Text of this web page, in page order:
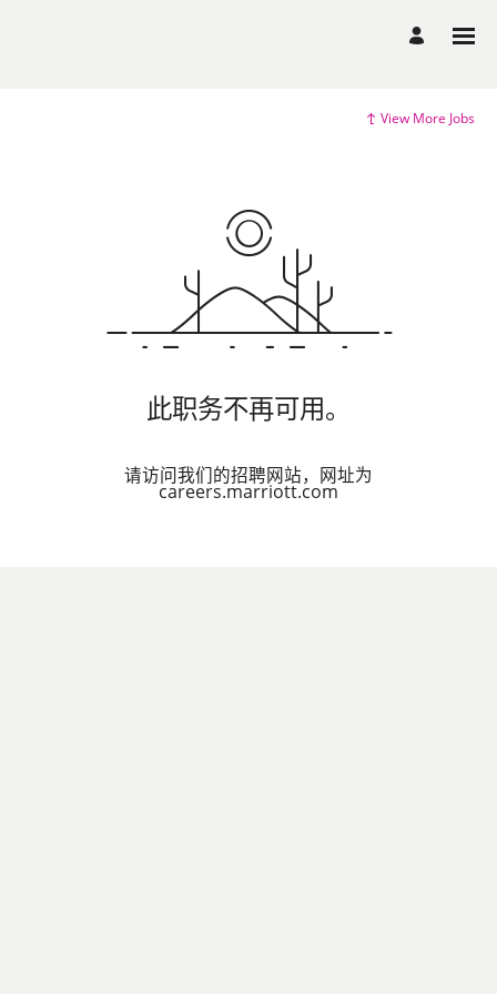
View More Jobs
此职务不再可用。
请访问我们的招聘网站，网址为
careers.marriott.com